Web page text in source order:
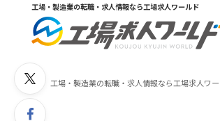
工場・製造業の転職・求人情報なら工場求人ワールド
工場・製造業の転職・求人情報なら工場求人ワ